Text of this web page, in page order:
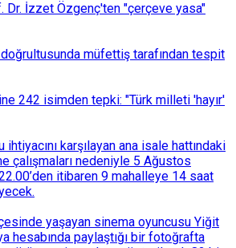
Dr. İzzet Özgenç'ten "çerçeve yasa"
müfettiş tarafından tespit
242 isimden tepki: "Türk milleti 'hayır'
karşılayan ana isale hattındaki
çalışmaları nedeniyle 5 Ağustos
itibaren 9 mahalleye 14 saat
yaşayan sinema oyuncusu Yiğit
hesabında paylaştığı bir fotoğrafta